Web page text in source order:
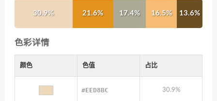
30.9% 21.6% 17.4% 16.5% 13.6%
色彩详情
颜色 色值 占比
#EED8BC 30.9%